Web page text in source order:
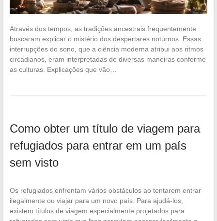
Através dos tempos, as tradições ancestrais frequentemente
buscaram explicar o mistério dos despertares noturnos. Essas
interrupções do sono, que a ciência moderna atribui aos ritmos
circadianos, eram interpretadas de diversas maneiras conforme
as culturas. Explicações que vão…
Como obter um título de viagem para
refugiados para entrar em um país
sem visto
Os refugiados enfrentam vários obstáculos ao tentarem entrar
ilegalmente ou viajar para um novo país. Para ajudá-los,
existem títulos de viagem especialmente projetados para